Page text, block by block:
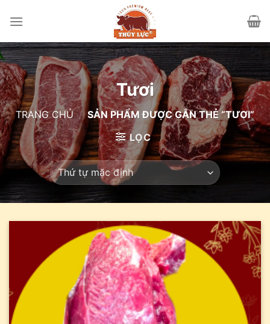
Tươi
TRANG CHỦ / SẢN PHẨM ĐƯỢC GẮN THẺ “TƯƠI”
LỌC